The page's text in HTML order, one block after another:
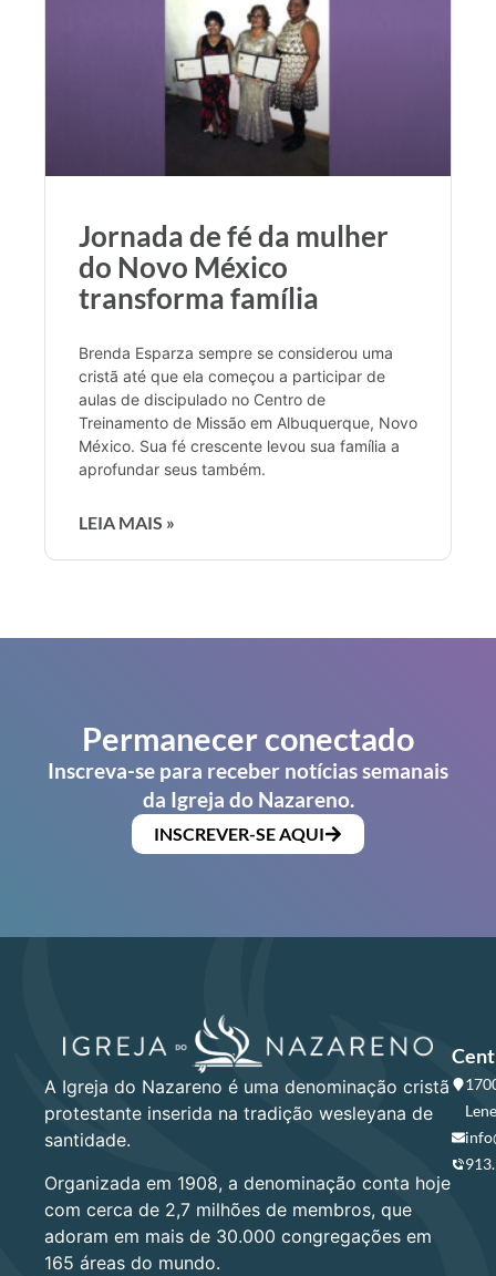
Jornada de fé da mulher
do Novo México
transforma família
Brenda Esparza sempre se considerou uma
cristã até que ela começou a participar de
aulas de discipulado no Centro de
Treinamento de Missão em Albuquerque, Novo
México. Sua fé crescente levou sua família a
aprofundar seus também.
LEIA MAIS »
Permanecer conectado
Inscreva-se para receber notícias semanais
da Igreja do Nazareno.
INSCREVER-SE AQUI
A Igreja do Nazareno é uma denominação cristã
protestante inserida na tradição wesleyana de
santidade.
Organizada em 1908, a denominação conta hoje
com cerca de 2,7 milhões de membros, que
adoram em mais de 30.000 congregações em
165 áreas do mundo.